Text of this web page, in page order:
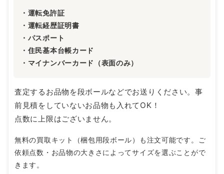
・運転免許証
・運転経歴証明書
・パスポート
・住民基本台帳カード
・マイナンバーカード（表面のみ）
査定するお品物を段ボールなどでお送りください。事
前見積をしていないお品物も入れてOK！
点数に上限はございません。
無料の買取キット（梱包用段ボール）も注文可能です。ご
依頼点数・お品物の大きさによってサイズを選ぶことがで
きます。